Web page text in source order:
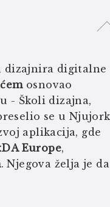
dizajnira digitalne
osnovao
- Školi dizajna,
se u
aplikacija, gde
Europe,
. Njegova želja je da